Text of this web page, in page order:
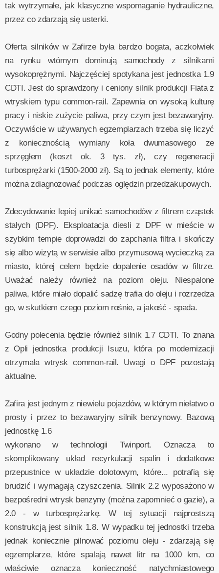
tak wytrzymałe, jak klasyczne wspomaganie hydrauliczne,
przez co zdarzają się usterki.
Oferta silników w Zafirze była bardzo bogata, aczkolwiek
na rynku wtórnym dominują samochody z silnikami
wysokoprężnymi. Najczęściej spotykana jest jednostka 1.9
CDTI. Jest do sprawdzony i ceniony silnik produkcji Fiata z
wtryskiem typu common-rail. Zapewnia on wysoką kulturę
pracy i niskie zużycie paliwa, przy czym jest bezawaryjny.
Oczywiście w używanych egzemplarzach trzeba się liczyć
z koniecznością wymiany koła dwumasowego ze
sprzęgłem (koszt ok. 3 tys. zł), czy regeneracji
turbosprężarki (1500-2000 zł). Są to jednak elementy, które
można zdiagnozować podczas oględzin przedzakupowych.
Zdecydowanie lepiej unikać samochodów z filtrem cząstek
stałych (DPF). Eksploatacja diesli z DPF w mieście w
szybkim tempie doprowadzi do zapchania filtra i skończy
się albo wizytą w serwisie albo przymusową wycieczką za
miasto, której celem będzie dopalenie osadów w filtrze.
Uważać należy również na poziom oleju. Niespalone
paliwa, które miało dopalić sadzę trafia do oleju i rozrzedza
go, w skutkiem czego poziom rośnie, a jakość - spada.
Godny polecenia będzie również silnik 1.7 CDTI. To znana
z Opli jednostka produkcji Isuzu, która po modernizacji
otrzymała wtrysk common-rail. Uwagi o DPF pozostają
aktualne.
Zafira jest jednym z niewielu pojazdów, w którym niełatwo o
prosty i przez to bezawaryjny silnik benzynowy. Bazową
jednostkę 1.6
wykonano w technologii Twinport. Oznacza to
skomplikowany układ recyrkulacji spalin i dodatkowe
przepustnice w układzie dolotowym, które... potrafią się
brudzić i wymagają czyszczenia. Silnik 2.2 wyposażono w
bezpośredni wtrysk benzyny (można zapomnieć o gazie), a
2.0 - w turbosprężarkę. W tej sytuacji najprostszą
konstrukcją jest silnik 1.8. W wypadku tej jednostki trzeba
jednak koniecznie pilnować poziomu oleju - zdarzają się
egzemplarze, które spalają nawet litr na 1000 km, co
właściwie oznacza konieczność natychmiastowego